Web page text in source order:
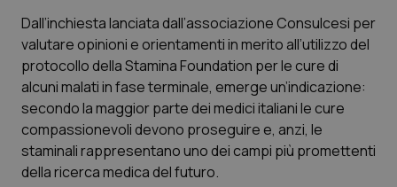
Scienza e Farmaci
Studi e Analisi
Lettere al direttore
Edizioni Regionali
Dall’inchiesta lanciata dall’associazione Consulcesi per
valutare opinioni e orientamenti in merito all’utilizzo del
protocollo dellaStamina Foundation per le cure di
alcuni malati in fase terminale, emerge un’indicazione:
secondo la maggior parte dei medici italiani le cure
compassionevoli devono proseguire e, anzi, le
staminali rappresentano uno dei campi più promettenti
della ricerca medica del futuro.